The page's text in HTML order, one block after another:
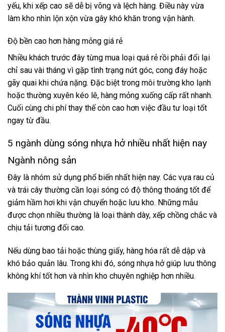
yếu, khi xếp cao sẽ dễ bị võng và lệch hàng. Điều này vừa
làm kho nhìn lộn xộn vừa gây khó khăn trong vận hành.
Độ bền cao hơn hàng mỏng giá rẻ
Nhiều khách trước đây từng mua loại quá rẻ rồi phải đổi lại
chỉ sau vài tháng vì gặp tình trạng nứt góc, cong đáy hoặc
gãy quai khi chứa nặng. Đặc biệt trong môi trường kho lạnh
hoặc thường xuyên kéo lê, hàng mỏng xuống cấp rất nhanh.
Cuối cùng chi phí thay thế còn cao hơn việc đầu tư loại tốt
ngay từ đầu.
5 ngành dùng sóng nhựa hở nhiều nhất hiện nay
Ngành nông sản
Đây là nhóm sử dụng phổ biến nhất hiện nay. Các vựa rau củ
và trái cây thường cần loại sóng có độ thông thoáng tốt để
giảm hầm hơi khi vận chuyển hoặc lưu kho. Những mẫu
được chọn nhiều thường là loại thành dày, xếp chồng chắc và
chịu tải tương đối cao.
Nếu dùng bao tải hoặc thùng giấy, hàng hóa rất dễ dập và
khó bảo quản lâu. Trong khi đó, sóng nhựa hở giúp lưu thông
không khí tốt hơn và nhìn kho chuyên nghiệp hơn nhiều.